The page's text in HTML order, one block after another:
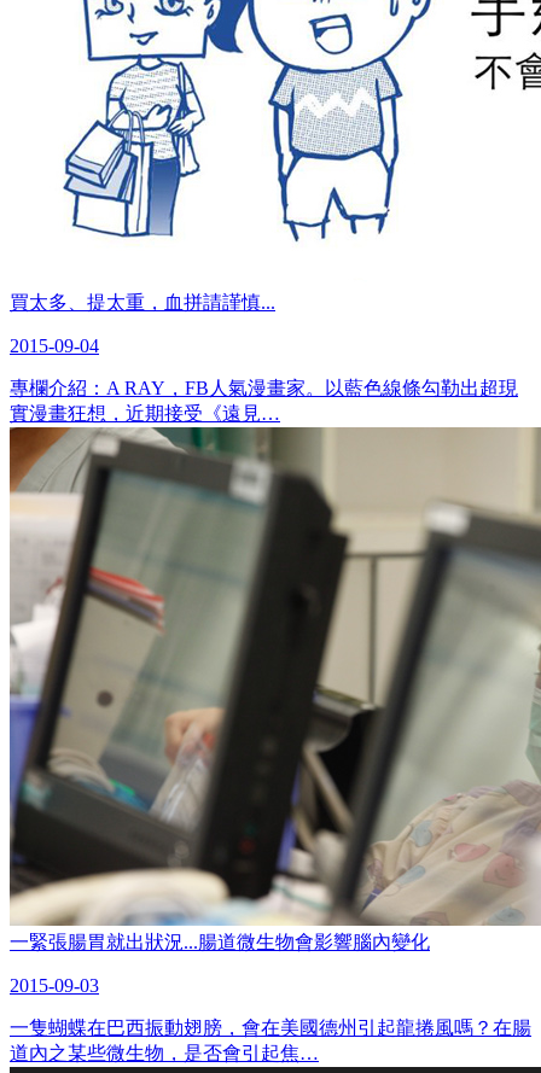
買太多、提太重，血拼請謹慎...
2015-09-04
專欄介紹：A RAY，FB人氣漫畫家。以藍色線條勾勒出超現
實漫畫狂想，近期接受《遠見…
一緊張腸胃就出狀況...腸道微生物會影響腦內變化
2015-09-03
一隻蝴蝶在巴西振動翅膀，會在美國德州引起龍捲風嗎？在腸
道內之某些微生物，是否會引起焦…